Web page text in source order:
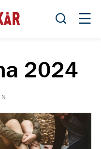
Öppna
2024